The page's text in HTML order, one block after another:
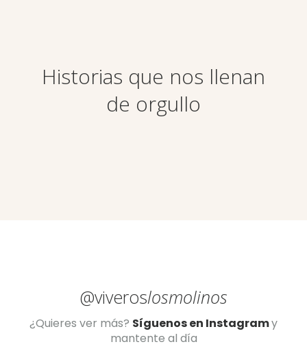
Historias que nos llenan
de orgullo
@viveroslosmolinos
¿Quieres ver más? Síguenos en Instagramy
mantente al día